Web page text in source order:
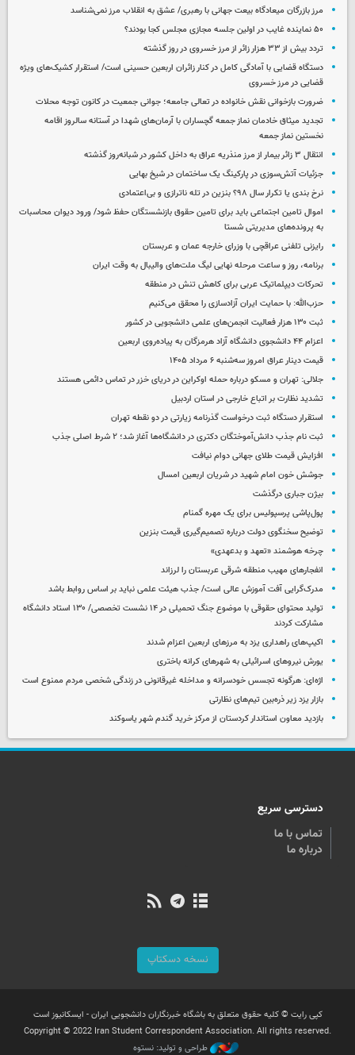
مرز بازرگان میعادگاه بیعت جهانی با رهبری/ عشق به انقلاب مرز نمی‌شناسد
۵۰ نماینده غایب در اولین جلسه مجازی مجلس کجا بودند؟
تردد بیش از ۳۳ هزار زائر از مرز خسروی در روز گذشته
دستگاه قضایی با آمادگی کامل در کنار زائران اربعین حسینی است/ استقرار کشیک‌های ویژه
قضایی در مرز خسروی
ضرورت بازخوانی نقش خانواده در تعالی جامعه؛ جوانی جمعیت در کانون توجه محلات
تجدید میثاق خادمان نماز جمعه گچساران با آرمان‌های شهدا در آستانه سالروز اقامه
نخستین نماز جمعه
انتقال ۳ زائر بیمار از مرز منذریه عراق به داخل کشور در شبانه‌روز گذشته
جزئیات آتش‌سوزی در پارکینگ یک ساختمان در شیخ بهایی
نرخ بندی یا تکرار سال ۹۸؟ بنزین در تله‌ ناترازی و بی‌اعتمادی
اموال تامین اجتماعی باید برای تامین حقوق بازنشستگان حفظ شود/ ورود دیوان محاسبات
به پرونده‌های مدیریتی شستا
رایزنی تلفنی عراقچی با وزرای خارجه عمان و عربستان
برنامه، روز و ساعت مرحله نهایی لیگ ملت‌های والیبال به وقت ایران
تحرکات دیپلماتیک عربی برای کاهش تنش در منطقه
حزب‌الله: با حمایت ایران آزادسازی را محقق می‌کنیم
ثبت ۱۳۰ هزار فعالیت انجمن‌های علمی دانشجویی در کشور
اعزام ۴۴ دانشجوی دانشگاه آزاد هرمزگان به پیاده‌روی اربعین
قیمت دینار عراق امروز سه‌شنبه ۶ مرداد ۱۴۰۵
جلالی: تهران و مسکو درباره حمله اوکراین در دریای خزر در تماس دائمی هستند
تشدید نظارت بر اتباع خارجی در استان اردبیل
استقرار دستگاه ثبت درخواست گذرنامه زیارتی در دو نقطه تهران
ثبت نام جذب دانش‌آموختگان دکتری در دانشگاه‌ها آغاز شد؛ ۲ شرط اصلی جذب
افزایش قیمت طلای جهانی دوام نیافت
جوشش خون امام شهید در شریان اربعین امسال
بیژن جباری درگذشت
پول‌پاشی پرسپولیس برای یک مهره گمنام
توضیح سخنگوی دولت درباره تصمیم‌گیری قیمت بنزین
چرخه هوشمند «تعهد و بدعهدی»
انفجارهای مهیب منطقه شرقی عربستان را لرزاند
مدرک‌گرایی آفت آموزش عالی است/ جذب هیئت علمی نباید بر اساس روابط باشد
تولید محتوای حقوقی با موضوع جنگ‌ تحمیلی در ۱۴ نشست تخصصی/ ۱۳۰ استاد دانشگاه
مشارکت کردند
اکیپ‌های راهداری یزد به مرزهای اربعین اعزام شدند
یورش نیروهای اسرائیلی به شهرهای کرانه باختری
اژه‌ای: هرگونه تجسس خودسرانه و مداخله غیرقانونی در زندگی شخصی مردم ممنوع است
بازار یزد زیر ذره‌بین تیم‌های نظارتی
بازدید معاون استاندار کردستان از مرکز خرید گندم شهر یاسوکند
دسترسی سریع
تماس با ما
درباره ما
نسخه دسکتاپ
کپی رایت © کلیه حقوق متعلق به باشگاه خبرنگاران دانشجویی ایران - ایسکانیوز است
Copyright © 2022 Iran Student Correspondent Association. All rights reserved.
طراحی و تولید: نستوه